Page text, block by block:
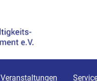
Veranstaltungen